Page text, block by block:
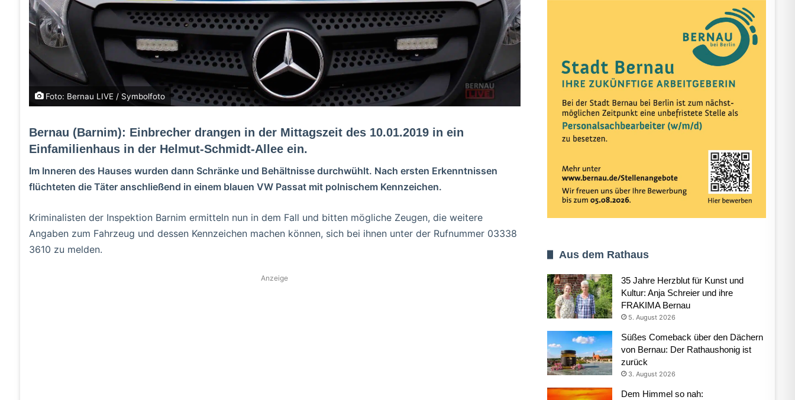
Foto: Bernau LIVE / Symbolfoto
Bernau (Barnim): Einbrecher drangen in der Mittagszeit des 10.01.2019 in ein
Einfamilienhaus in der Helmut-Schmidt-Allee ein.
Im Inneren des Hauses wurden dann Schränke und Behältnisse durchwühlt. Nach ersten Erkenntnissen
flüchteten die Täter anschließend in einem blauen VW Passat mit polnischem Kennzeichen.
Kriminalisten der Inspektion Barnim ermitteln nun in dem Fall und bitten mögliche Zeugen, die weitere
Angaben zum Fahrzeug und dessen Kennzeichen machen können, sich bei ihnen unter der Rufnummer 03338
3610 zu melden.
Anzeige
Aus dem Rathaus
35 Jahre Herzblut für Kunst und
Kultur: Anja Schreier und ihre
FRAKIMA Bernau
5. August 2026
Süßes Comeback über den Dächern
von Bernau: Der Rathaushonig ist
zurück
3. August 2026
Dem Himmel so nah: